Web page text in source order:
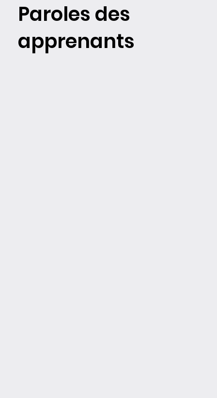
Paroles des
apprenants